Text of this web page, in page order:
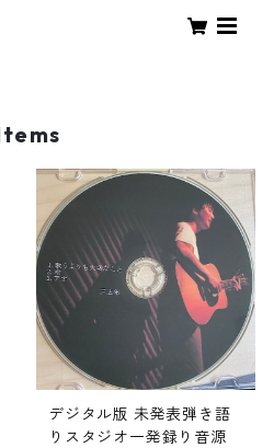
デジタル版 未発表弾き語
りスタジオ一発録り音源